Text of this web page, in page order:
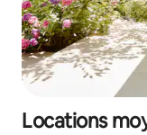
Locations